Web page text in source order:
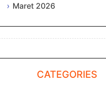
Maret 2026
CATEGORIES